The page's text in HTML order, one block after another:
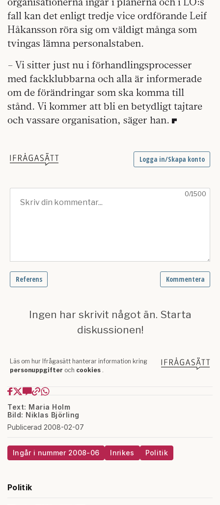
fall kan det enligt tredje vice ordförande Leif
Håkansson röra sig om väldigt många som
tvingas lämna personalstaben.
– Vi sitter just nu i förhandlingsprocesser
med fackklubbarna och alla är informerade
om de förändringar som ska komma till
stånd. Vi kommer att bli en betydligt tajtare
och vassare organisation, säger han.
Text: Maria Holm
Bild: Niklas Björling
Publicerad 2008-02-07
Ingår i nummer 2008-06 Inrikes Politik
Politik